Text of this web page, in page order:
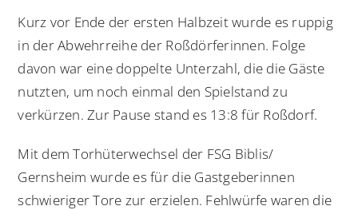
Kurz vor Ende der ersten Halbzeit wurde es ruppig
in der Abwehrreihe der Roßdörferinnen. Folge
davon war eine doppelte Unterzahl, die die Gäste
nutzten, um noch einmal den Spielstand zu
verkürzen. Zur Pause stand es 13:8 für Roßdorf.
Mit dem Torhüterwechsel der FSG Biblis/
Gernsheim wurde es für die Gastgeberinnen
schwieriger Tore zur erzielen. Fehlwürfe waren die